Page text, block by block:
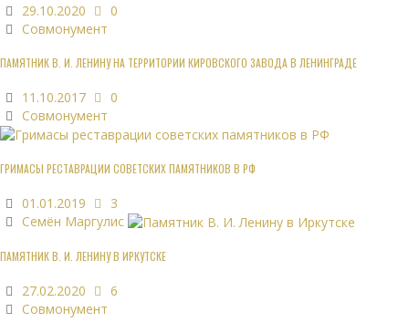
29.10.2020
0
Совмонумент
ПАМЯТНИК В. И. ЛЕНИНУ НА ТЕРРИТОРИИ КИРОВСКОГО ЗАВОДА В ЛЕНИНГРАДЕ
11.10.2017
0
Совмонумент
ГРИМАСЫ РЕСТАВРАЦИИ СОВЕТСКИХ ПАМЯТНИКОВ В РФ
01.01.2019
3
Семён Маргулис
ПАМЯТНИК В. И. ЛЕНИНУ В ИРКУТСКЕ
27.02.2020
6
Совмонумент